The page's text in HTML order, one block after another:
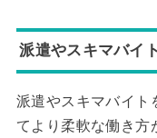
派遣やスキマバイ
派遣やスキマバイト
てより柔軟な働き方